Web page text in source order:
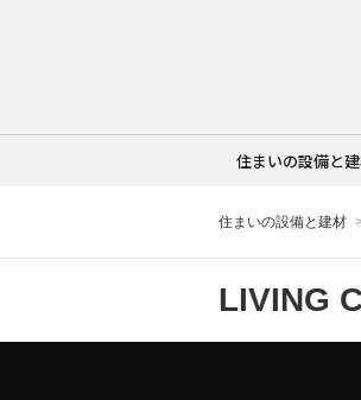
住まいの設備と
住まいの設備と建材
LIVING